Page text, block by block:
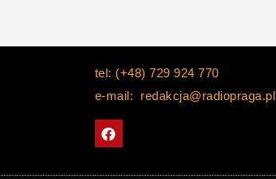
tel: (+48) 729 924 770
e-mail: redakcja@radiopraga.pl
F
a